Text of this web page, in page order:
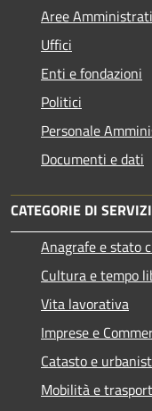
Aree
Uffici
Enti e fondazioni
Politici
Personale
Documenti e dati
CATEGORIE DI
Anagrafe e stato
Cultura e tempo
Vita lavorativa
Imprese e
Catasto e
Mobilità e